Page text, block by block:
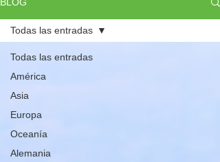
Todas las entradas
América
Asia
Europa
Oceanía
Alemania
Todas las entradas